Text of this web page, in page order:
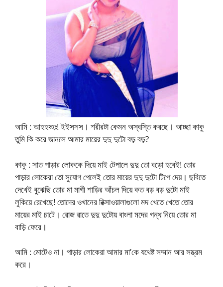
আমি : আহহহ্হঃ! ইইসসস। শরীরটা কেমন অস্বস্তি করছে। আচ্ছা কাকু
তুমি কি করে জানলে আমার মায়ের দুদু দুটো বড় বড়?
কাকু : সাত পাড়ার লোককে দিয়ে মাই টেপালে দুদু তো বড়ো হবেই! তোর
পাড়ার লোকেরা তো সুযোগ পেলেই তোর মায়ের দুদু দুটো টিপে দেয়। ছবিতে
দেখেই বুঝেছি তোর মা মাগী শাড়ির আঁচল দিয়ে কত বড় বড় দুটো মাই
লুকিয়ে রেখেছে! তোদের ওখানের রিক্সাওয়ালাগুলো মদ খেতে খেতে তোর
মায়ের মাই চাটে। রোজ রাতে দুদু দুটোয় বাংলা মদের গন্ধ নিয়ে তোর মা
বাড়ি ফেরে।
আমি : মোটেও না। পাড়ার লোকেরা আমার মা’কে যথেষ্ট সম্মান আর সম্ভ্রম
করে।